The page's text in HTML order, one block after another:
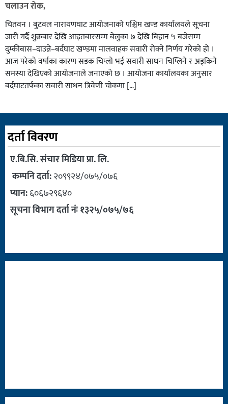
चलाउन रोक,
चितवन । बुटवल नारायणघाट आयोजनाको पश्चिम खण्ड कार्यालयले सूचना
जारी गर्दै शुक्रबार देखि आइतबारसम्म बेलुका ७ देखि बिहान ५ बजेसम्म
दुम्कीबास–दाउन्ने–बर्दघाट खण्डमा मालवाहक सवारी रोक्ने निर्णय गरेको हो ।
आज परेको वर्षाका कारण सडक चिप्लो भई सवारी साधन चिप्लिने र अड्किने
समस्या देखिएको आयोजनाले जनाएको छ । आयोजना कार्यालयका अनुसार
बर्दघाटतर्फका सवारी साधन त्रिवेणी चोकमा […]
दर्ता विवरण
ए.बि.सि. संचार मिडिया प्रा. लि.
कम्पनि दर्ता:२०९९२४/०७५/०७६
प्यान:६०६७२९६४०
सूचना विभाग दर्ता नंः १३२५/०७५/७६